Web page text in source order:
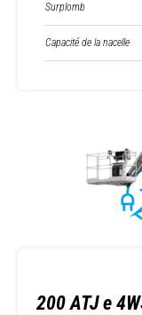
Surplomb
Capacité de la nacelle
200 ATJ e